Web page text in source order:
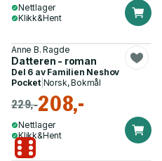
Nettlager
Klikk&Hent
Anne B. Ragde
Datteren - roman
Del 6 av Familien Neshov
Pocket| Norsk, Bokmål
229,-208,-
Nettlager
Klikk&Hent